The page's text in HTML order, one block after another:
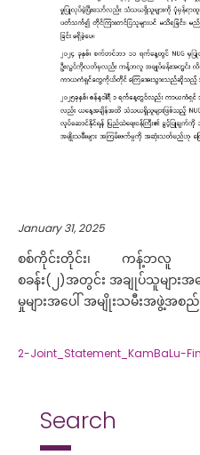
January 31, 2025
စစ်ကိုင်းတိုင်း၊ ကန့်ဘလူ
စခန်း(၂)အတွင်း အချုပ်သူမျာ
မှုများအပေါ် အမျိုးသမီးအဖွဲ့အစ
2-Joint_Statement_KamBaLu-
Search